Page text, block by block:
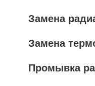
Замена
Замена
Промывка